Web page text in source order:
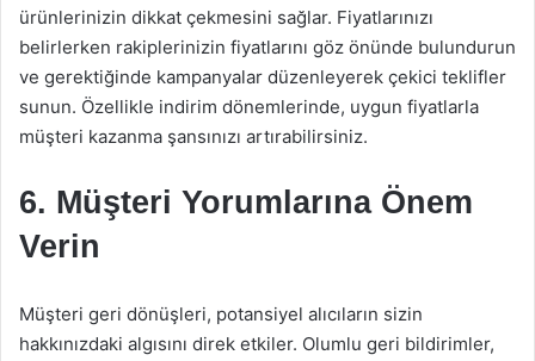
ürünlerinizin dikkat çekmesini sağlar. Fiyatlarınızı
belirlerken rakiplerinizin fiyatlarını göz önünde bulundurun
ve gerektiğinde kampanyalar düzenleyerek çekici teklifler
sunun. Özellikle indirim dönemlerinde, uygun fiyatlarla
müşteri kazanma şansınızı artırabilirsiniz.
6. Müşteri Yorumlarına Önem
Verin
Müşteri geri dönüşleri, potansiyel alıcıların sizin
hakkınızdaki algısını direk etkiler. Olumlu geri bildirimler,